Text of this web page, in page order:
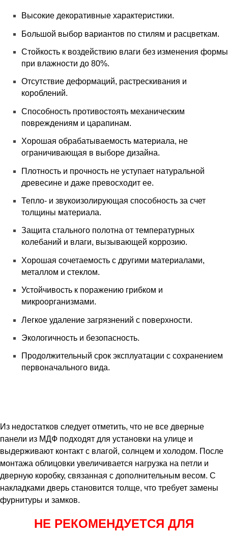
Высокие декоративные характеристики.
Большой выбор вариантов по стилям и расцветкам.
Стойкость к воздействию влаги без изменения формы
при влажности до 80%.
Отсутствие деформаций, растрескивания и
короблений.
Способность противостоять механическим
повреждениям и царапинам.
Хорошая обрабатываемость материала, не
ограничивающая в выборе дизайна.
Плотность и прочность не уступает натуральной
древесине и даже превосходит ее.
Тепло- и звукоизолирующая способность за счет
толщины материала.
Защита стального полотна от температурных
колебаний и влаги, вызывающей коррозию.
Хорошая сочетаемость с другими материалами,
металлом и стеклом.
Устойчивость к поражению грибком и
микроорганизмами.
Легкое удаление загрязнений с поверхности.
Экологичность и безопасность.
Продолжительный срок эксплуатации с сохранением
первоначального вида.
Из недостатков следует отметить, что не все дверные
панели из МДФ подходят для установки на улице и
выдерживают контакт с влагой, солнцем и холодом. После
монтажа облицовки увеличивается нагрузка на петли и
дверную коробку, связанная с дополнительным весом. С
накладками дверь становится толще, что требует замены
фурнитуры и замков.
НЕ РЕКОМЕНДУЕТСЯ ДЛЯ